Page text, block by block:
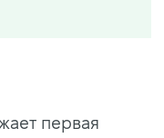
первая